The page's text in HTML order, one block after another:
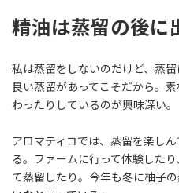
精油は蒸留の後に
私は蒸留をしないのだけど、蒸
良い蒸留があってこそだから。
わったりしているのが興味深い。
アロマティコでは、蒸留を楽し
る。ファームに行って体験した
て蒸留したり。今年も冬に柚子